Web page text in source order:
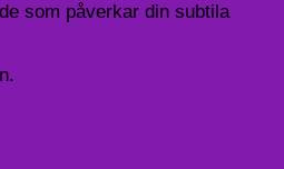
som påverkar din subtila